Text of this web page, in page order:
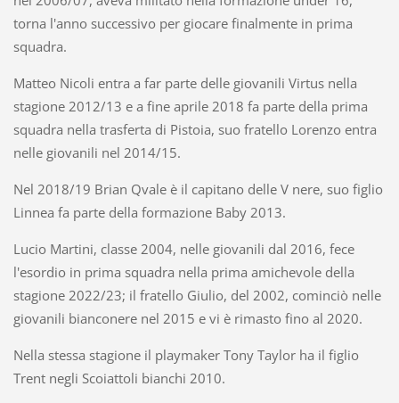
torna l'anno successivo per giocare finalmente in prima
squadra.
Matteo Nicoli entra a far parte delle giovanili Virtus nella
stagione 2012/13 e a fine aprile 2018 fa parte della prima
squadra nella trasferta di Pistoia, suo fratello Lorenzo entra
nelle giovanili nel 2014/15.
Nel 2018/19 Brian Qvale è il capitano delle V nere, suo figlio
Linnea fa parte della formazione Baby 2013.
Lucio Martini, classe 2004, nelle giovanili dal 2016, fece
l'esordio in prima squadra nella prima amichevole della
stagione 2022/23; il fratello Giulio, del 2002, cominciò nelle
giovanili bianconere nel 2015 e vi è rimasto fino al 2020.
Nella stessa stagione il playmaker Tony Taylor ha il figlio
Trent negli Scoiattoli bianchi 2010.